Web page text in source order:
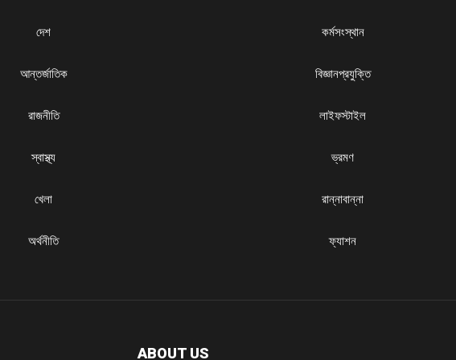
দেশ
আন্তর্জাতিক
রাজনীতি
স্বাস্থ্য
খেলা
অর্থনীতি
কর্মসংস্থান
বিজ্ঞানপ্রযুক্তি
লাইফস্টাইল
ভ্রমণ
রান্নাবান্না
ফ্যাশন
ABOUT US